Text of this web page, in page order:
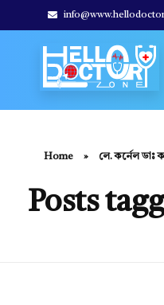
Home » লে. কর্নেল ডাঃ
Posts